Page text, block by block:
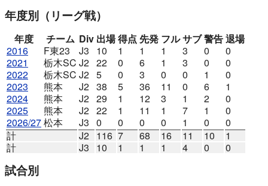
年度別 （リーグ戦）
年度 チーム Div 出場得点 先発 フルサブ警告退場
2016
F東23 J3 10 1 1 1 3 0
0
2021
栃木SC J2 22 0 6 1 3 0
0
2022
栃木SC J2 5 0 3 0 0 1
0
2023
熊本 J2 38 5 36 11 0 6
1
2024
熊本 J2 29 1 12 3 1 2
0
2025
熊本 J2 22 1 11 1 7 1
0
2026/27松本 J3 0 0 0 0 1 0
0
計
J2 116 7 68 16 11 10
1
計
J3 10 1 1 1 4 0 0
試合別